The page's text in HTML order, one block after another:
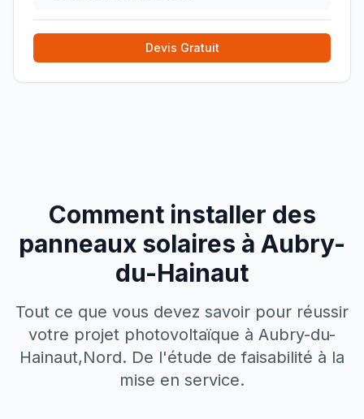
Devis Gratuit
Comment installer des
panneaux solaires à Aubry-
du-Hainaut
Tout ce que vous devez savoir pour réussir
votre projet photovoltaïque à Aubry-du-
Hainaut,Nord. De l'étude de faisabilité à la
mise en service.